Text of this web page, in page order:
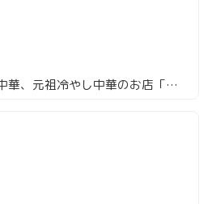
夏にはやっぱり冷やし中華、元祖冷やし中華のお店「揚子江菜館」